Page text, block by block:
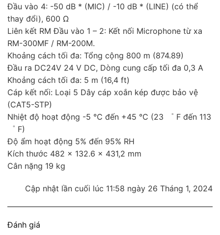
Đầu vào 4: -50 dB * (MIC) / -10 dB * (LINE) (có thể
thay đổi), 600 Ω
Liên kết RM Đầu vào 1 – 2: Kết nối Microphone từ xa
RM-300MF / RM-200M.
Khoảng cách tối đa: Tổng cộng 800 m (874.89)
Đầu ra DC24V 24 V DC, Dòng cung cấp tối đa 0,3 A
Khoảng cách tối đa: 5 m (16,4 ft)
Cáp kết nối: Loại 5 Dây cáp xoắn kép được bảo vệ
(CAT5-STP)
Nhiệt độ hoạt động -5 ℃ đến +45 ℃ (23 ゜ F đến 113
゜ F)
Độ ẩm hoạt động 5% đến 95% RH
Kích thước 482 × 132.6 × 431,2 mm
Cân nặng 19 kg
Cập nhật lần cuối lúc 11:58 ngày 26 Tháng 1, 2024
Đánh giá